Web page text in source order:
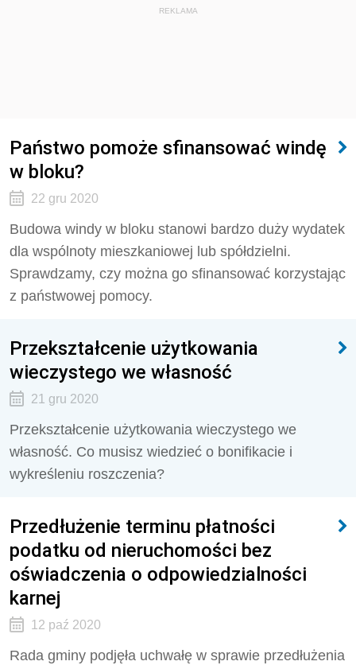
REKLAMA
Państwo pomoże sfinansować windę
w bloku?
22 gru 2020
Budowa windy w bloku stanowi bardzo duży wydatek
dla wspólnoty mieszkaniowej lub spółdzielni.
Sprawdzamy, czy można go sfinansować korzystając
z państwowej pomocy.
Przekształcenie użytkowania
wieczystego we własność
21 gru 2020
Przekształcenie użytkowania wieczystego we
własność. Co musisz wiedzieć o bonifikacie i
wykreśleniu roszczenia?
Przedłużenie terminu płatności
podatku od nieruchomości bez
oświadczenia o odpowiedzialności
karnej
12 paź 2020
Rada gminy podjęła uchwałę w sprawie przedłużenia